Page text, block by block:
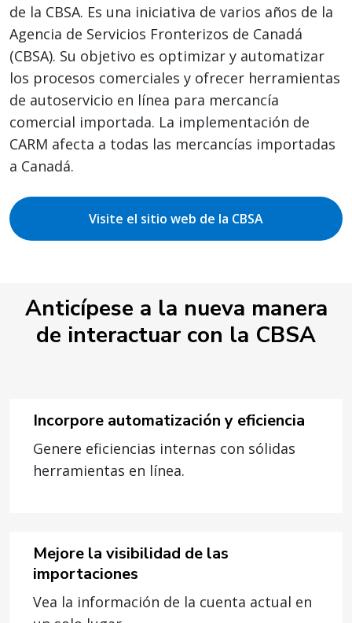
de la CBSA. Es una iniciativa de varios años de la
Agencia de Servicios Fronterizos de Canadá
(CBSA). Su objetivo es optimizar y automatizar
los procesos comerciales y ofrecer herramientas
de autoservicio en línea para mercancía
comercial importada. La implementación de
CARM afecta a todas las mercancías importadas
a Canadá.
Visite el sitio web de la CBSA
Anticípese a la nueva manera
de interactuar con la CBSA
Incorpore automatización y eficiencia
Genere eficiencias internas con sólidas
herramientas en línea.
Mejore la visibilidad de las
importaciones
Vea la información de la cuenta actual en